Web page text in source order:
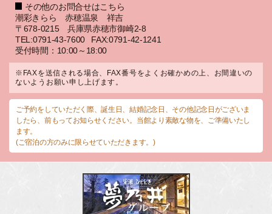
その他のお問合せはこちら
潮彩きらら 赤穂温泉 祥吉
〒678-0215 兵庫県赤穂市御崎2-8
TEL:0791-43-7600
FAX:0791-42-1241
受付時間：10:00～18:00
※FAXを送信される場合、FAX番号をよくお確かめの上、お間違いの
ないようお願い申し上げます。
ご予約をしていただく際、誕生日、結婚記念日、その他記念日がございま
したら、前もってお知らせください。当館より素敵な物を、ご準備いたし
ます。
(ご宿泊の方のみに限らせていただきます。)